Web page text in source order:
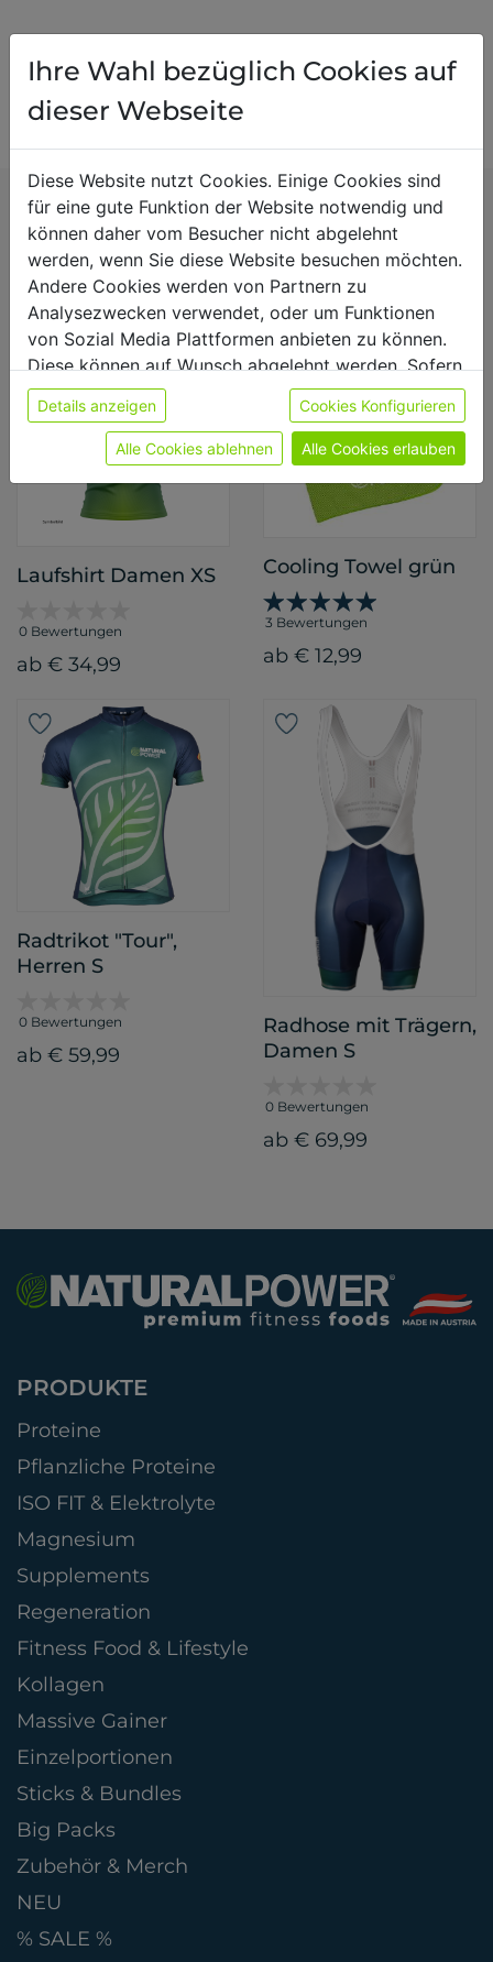
Bewertung schreiben
Wird oft zusammen
gekauft mit
Laufshirt Damen XS
0 Bewertungen
ab € 34,99
Cooling Towel grün
3 Bewertungen
ab € 12,99
Radtrikot "Tour",
Herren S
0 Bewertungen
ab € 59,99
Radhose mit Trägern,
Damen S
0 Bewertungen
ab € 69,99
PRODUKTE
Proteine
Pflanzliche Proteine
ISO FIT & Elektrolyte
Magnesium
Supplements
Regeneration
Fitness Food & Lifestyle
Kollagen
Massive Gainer
Einzelportionen
Sticks & Bundles
Big Packs
Zubehör & Merch
NEU
% SALE %
Ihre Wahl bezüglich Cookies auf
dieser Webseite
Diese Website nutzt Cookies. Einige Cookies sind
für eine gute Funktion der Website notwendig und
können daher vom Besucher nicht abgelehnt
werden, wenn Sie diese Website besuchen möchten.
Andere Cookies werden von Partnern zu
Analysezwecken verwendet, oder um Funktionen
von Sozial Media Plattformen anbieten zu können.
Diese können auf Wunsch abgelehnt werden. Sofern
sie unsere Webseite weiter nutzen, geben Sie
Einwilligung zu unseren Cookies.
Weitere Informationen finden sie in unserer
Datenschutzerklärungbzw. im Impressum
Details anzeigen Cookies Konfigurieren
Alle Cookies ablehnen Alle Cookies erlauben